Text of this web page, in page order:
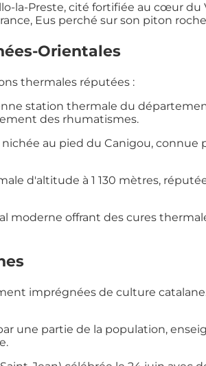
la-Preste, cité fortifiée au cœur du
Eus perché sur son piton
Orientales
thermales réputées :
station thermale du
des rhumatismes.
au pied du Canigou, connue
d'altitude à 1 130 mètres,
moderne offrant des cures
imprégnées de culture
une partie de la population,